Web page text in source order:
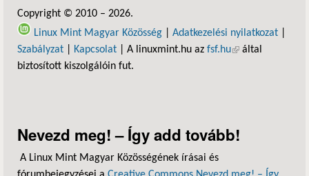
Copyright © 2010 – 2026.
Linux Mint Magyar Közösség
Adatkezelési nyilatkozat
Szabályzat
Kapcsolat | A linuxmint.hu az fsf.hu(külső hivatkozás)
által
biztosított kiszolgálóin fut.
Nevezd meg! – Így add tovább!
A Linux Mint Magyar Közösségének írásai és